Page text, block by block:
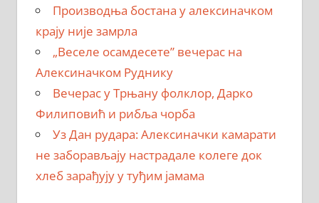
Производња бостана у алексиначком
крају није замрла
„Веселе осамдесете” вечерас на
Алексиначком Руднику
Вечерас у Трњану фолклор, Дарко
Филиповић и рибља чорба
Уз Дан рудара: Алексиначки камарати
не заборављају настрадале колеге док
хлеб зарађују у туђим јамама